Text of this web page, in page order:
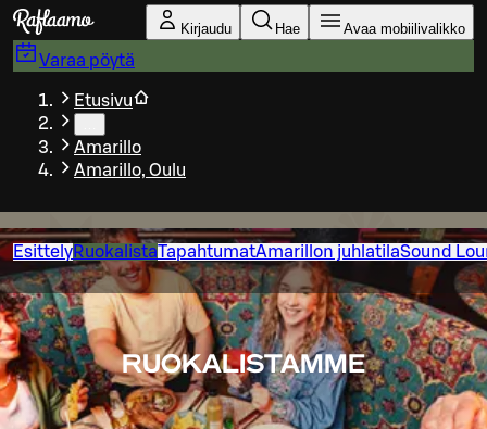
Siirry pääsisältöön
Kirjaudu Hae Avaa mobiilivalikko
Varaa pöytä
Etusivu
Amarillo
Amarillo, Oulu
EsittelyRuokalistaTapahtumatAmarillon juhlatilaSound
RUOKALISTAMME